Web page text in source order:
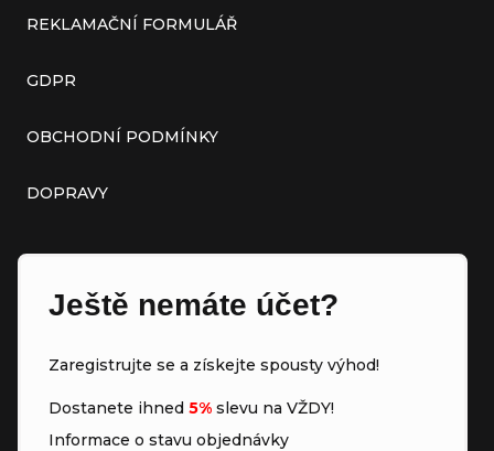
REKLAMAČNÍ FORMULÁŘ
GDPR
OBCHODNÍ PODMÍNKY
DOPRAVY
Ještě nemáte účet?
Zaregistrujte se a získejte spousty výhod!
Dostanete ihned 5% slevu na VŽDY!
Informace o stavu objednávky